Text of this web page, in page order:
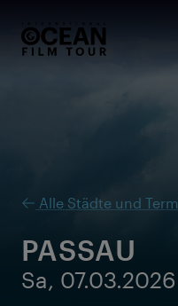
Alle Städte und
PASSAU
Sa,